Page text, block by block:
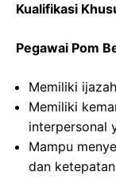
Kualifikasi
Pegawai Pom
Memiliki
Memiliki
interpersonal
Mampu
dan ketepatan